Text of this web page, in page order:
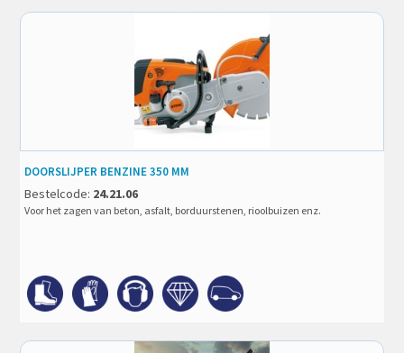
DOORSLIJPER BENZINE 350 MM
Bestelcode: 24.21.06
Voor het zagen van beton, asfalt, borduurstenen, rioolbuizen enz.